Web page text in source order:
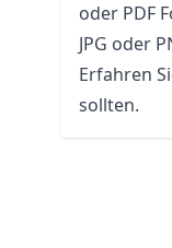
oder PDF
JPG oder
Erfahren
sollten.